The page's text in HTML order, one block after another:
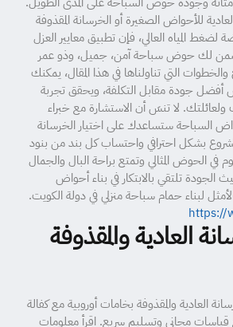
للأحواض الصغيرة أو الخرسانة المقذوفة
لضغط المياه العالي، فإن تطبيق معايير العزل
لك حوض سباحة آمن، جميل، وذو عمر
التي تناولناها في هذا المقال، يمكنك
أفضل جودة مقابل التكلفة، ويحقق تجربة
لا تنسَ أن الاستشارة مع خبراء
السباحة ستساعدك على اختيار الخرسانة
بشكل احترافي واحتساب كل بند من بنود
في الحوض المثالي وتمتع براحة البال والجمال
الجودة تلتقي بالابتكار في بناء أحواض
لبناء حمام سباحة منزلي في دولة الكويت.
https://
العادية والمقذوفة
العادية والمقذوفة بخامات أوروبية مع كفالة
ورفع قياسات مجاني وتسليم سريع. اقرأ معلومات